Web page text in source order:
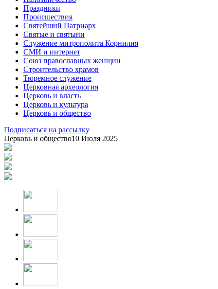
Праздники
Происшествия
Святейший Патриарх
Святые и святыни
Служение митрополита Корнилия
СМИ и интернет
Союз православных женщин
Строительство храмов
Тюремное служение
Церковная археология
Церковь и власть
Церковь и культура
Церковь и общество
Подписаться на рассылку
Церковь и общество10 Июля 2025